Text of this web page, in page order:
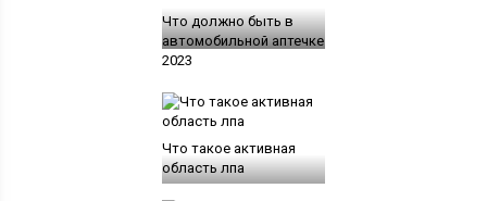
Что должно быть в
автомобильной аптечке
2023
Что такое активная
область лпа